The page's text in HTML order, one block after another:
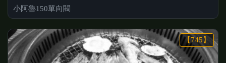
小阿魯150單向閥
【745】